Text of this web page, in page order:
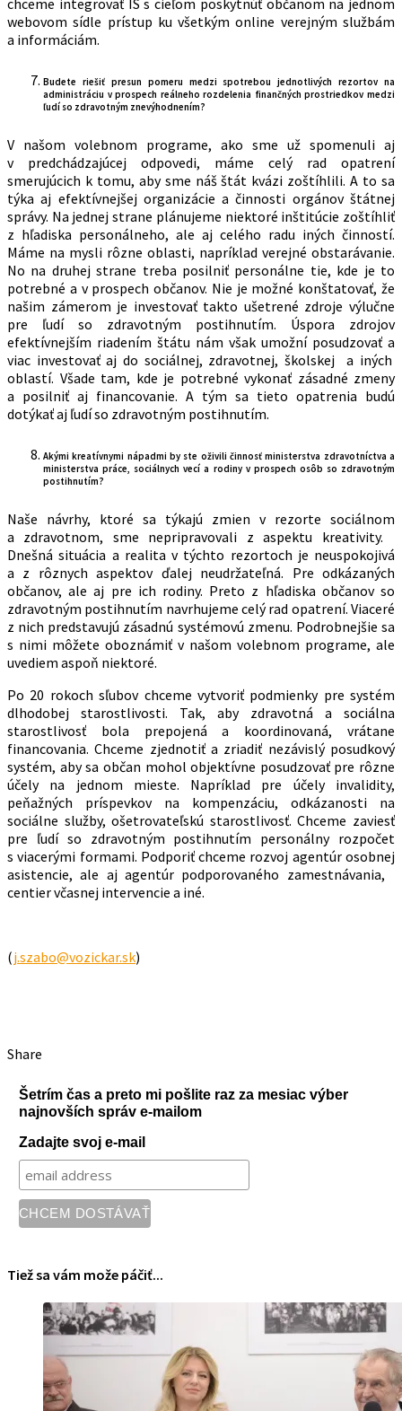
webovom sídle prístup ku všetkým online verejným službám
a informáciám.
Budete riešiť presun pomeru medzi spotrebou jednotlivých rezortov na
administráciu v prospech reálneho rozdelenia finančných prostriedkov medzi
ľudí so zdravotným znevýhodnením?
V našom volebnom programe, ako sme už spomenuli aj
v predchádzajúcej odpovedi, máme celý rad opatrení
smerujúcich k tomu, aby sme náš štát kvázi zoštíhlili. A to sa
týka aj efektívnejšej organizácie a činnosti orgánov štátnej
správy. Na jednej strane plánujeme niektoré inštitúcie zoštíhliť
z hľadiska personálneho, ale aj celého radu iných činností.
Máme na mysli rôzne oblasti, napríklad verejné obstarávanie.
No na druhej strane treba posilniť personálne tie, kde je to
potrebné a v prospech občanov. Nie je možné konštatovať, že
našim zámerom je investovať takto ušetrené zdroje výlučne
pre ľudí so zdravotným postihnutím. Úspora zdrojov
efektívnejším riadením štátu nám však umožní posudzovať a
viac investovať aj do sociálnej, zdravotnej, školskej a iných
oblastí. Všade tam, kde je potrebné vykonať zásadné zmeny
a posilniť aj financovanie. A tým sa tieto opatrenia budú
dotýkať aj ľudí so zdravotným postihnutím.
Akými kreatívnymi nápadmi by ste oživili činnosť ministerstva zdravotníctva a
ministerstva práce, sociálnych vecí a rodiny v prospech osôb so zdravotným
postihnutím?
Naše návrhy, ktoré sa týkajú zmien v rezorte sociálnom
a zdravotnom, sme nepripravovali z aspektu kreativity.
Dnešná situácia a realita v týchto rezortoch je neuspokojivá
a z rôznych aspektov ďalej neudržateľná. Pre odkázaných
občanov, ale aj pre ich rodiny. Preto z hľadiska občanov so
zdravotným postihnutím navrhujeme celý rad opatrení. Viaceré
z nich predstavujú zásadnú systémovú zmenu. Podrobnejšie sa
s nimi môžete oboznámiť v našom volebnom programe, ale
uvediem aspoň niektoré.
Po 20 rokoch sľubov chceme vytvoriť podmienky pre systém
dlhodobej starostlivosti. Tak, aby zdravotná a sociálna
starostlivosť bola prepojená a koordinovaná, vrátane
financovania. Chceme zjednotiť a zriadiť nezávislý posudkový
systém, aby sa občan mohol objektívne posudzovať pre rôzne
účely na jednom mieste. Napríklad pre účely invalidity,
peňažných príspevkov na kompenzáciu, odkázanosti na
sociálne služby, ošetrovateľskú starostlivosť. Chceme zaviesť
pre ľudí so zdravotným postihnutím personálny rozpočet
s viacerými formami. Podporiť chceme rozvoj agentúr osobnej
asistencie, ale aj agentúr podporovaného zamestnávania,
centier včasnej intervencie a iné.
(j.szabo@vozickar.sk)
Share
Šetrím čas a preto mi pošlite raz za mesiac výber
najnovších správ e-mailom
Zadajte svoj e-mail
Tiež sa vám može páčiť...